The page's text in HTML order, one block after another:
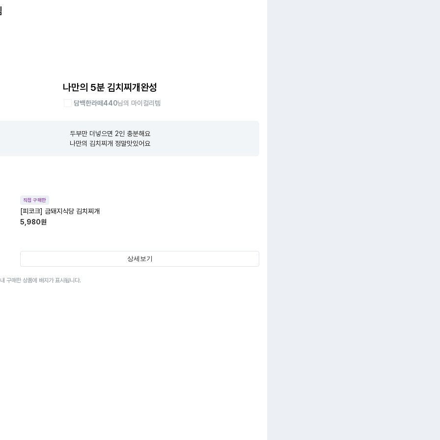
나만의 5분 김치찌개완성
담백한라떼440님의 마이컬리템
두부만 더넣으면 2인 충분해요
나만의 김치찌개 정말맛있어요
직접 구매한
[피코크] 금돼지식당 김치찌개
5,980원
상세보기
구매한 상품에 배지가 표시됩니다.